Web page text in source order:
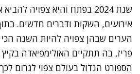
שנת 2024 בפתח והיא צפויה
אירועים, השקות ודברים חדשים.
הערים שבהן צפויה להיות השנה
הספורט הגדול בעולם צפוי לגרום